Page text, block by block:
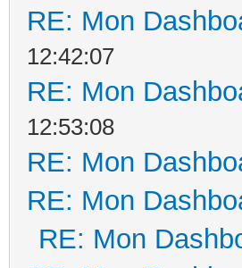
RE: Mon
12:42:07
RE: Mon
12:53:08
RE: Mon
RE: Mon
RE: Mon